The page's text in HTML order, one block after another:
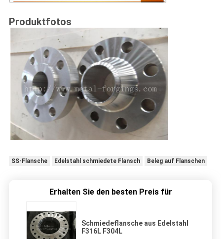
Produktfotos
SS-Flansche Edelstahl schmiedete Flansch Beleg auf Flanschen
Erhalten Sie den besten Preis für
Schmiedeflansche aus Edelstahl
F316L F304L